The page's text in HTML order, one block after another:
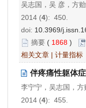
吴志国，吴 彦，方
2014 (4): 450.
doi: 10.3969/
摘要 ( 1868 )
相关文章 | 计量指标
伴疼痛性躯体
李宁宁，吴志国，方
2014 (4): 455.